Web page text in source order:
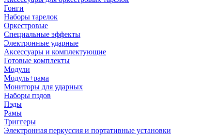
Гонги
Наборы тарелок
Оркестровые
Специальные эффекты
Электронные ударные
Аксессуары и комплектующие
Готовые комплекты
Модули
Модуль+рама
Мониторы для ударных
Наборы пэдов
Пэды
Рамы
Триггеры
Электронная перкуссия и портативные установки